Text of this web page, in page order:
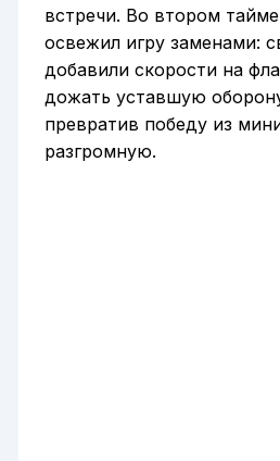
встречи. Во втором
освежил игру заменами:
добавили скорости на
дожать уставшую
превратив победу из
разгромную.